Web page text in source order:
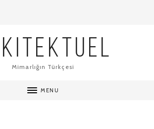
Mimarlığın Türkçesi
MENU